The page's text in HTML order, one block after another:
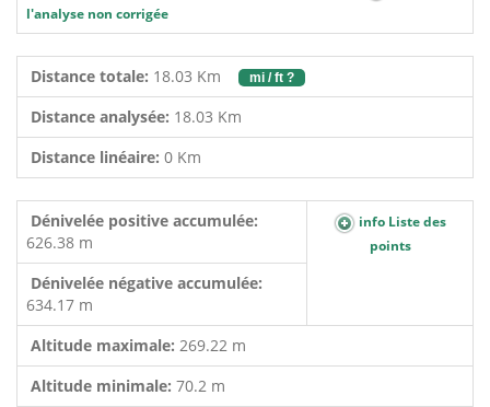
l'analyse non corrigée
Distance totale: 18.03 Km mi / ft ?
Distance analysée: 18.03 Km
Distance linéaire: 0 Km
Dénivelée positive accumulée:
626.38 m
info Liste des
points
Dénivelée négative accumulée:
634.17 m
Altitude maximale: 269.22 m
Altitude minimale: 70.2 m